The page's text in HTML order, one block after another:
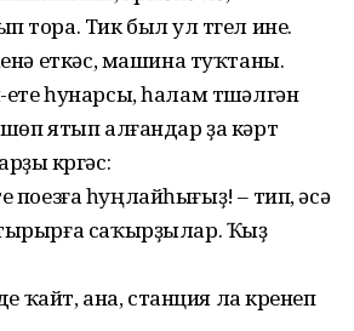
тора. Тик был ул түгел ине.
еткәс, машина туҡтаны.
һунарсы, һалам түшәлгән
ятып алғандар ҙа кәрт
күргәс:
поезға һуңлайһығыҙ! – тип, әсә
саҡырҙылар. Ҡыҙ
ҡайт, ана, станция ла күренеп